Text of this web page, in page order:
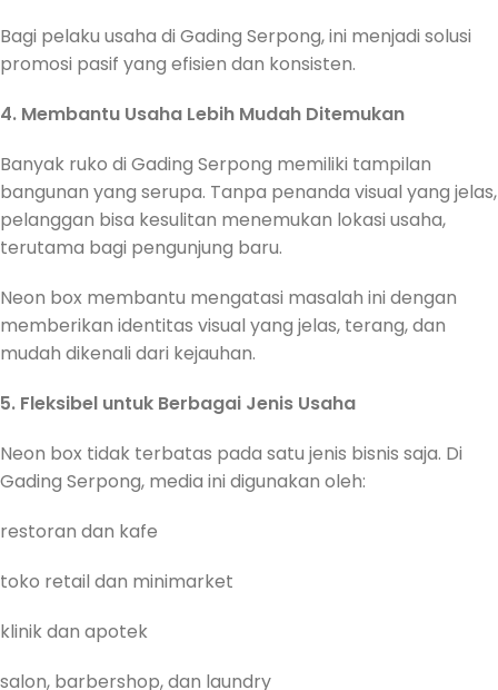
Bagi pelaku usaha di Gading Serpong, ini menjadi solusi
promosi pasif yang efisien dan konsisten.
4. Membantu Usaha Lebih Mudah Ditemukan
Banyak ruko di Gading Serpong memiliki tampilan
bangunan yang serupa. Tanpa penanda visual yang jelas,
pelanggan bisa kesulitan menemukan lokasi usaha,
terutama bagi pengunjung baru.
Neon box membantu mengatasi masalah ini dengan
memberikan identitas visual yang jelas, terang, dan
mudah dikenali dari kejauhan.
5. Fleksibel untuk Berbagai Jenis Usaha
Neon box tidak terbatas pada satu jenis bisnis saja. Di
Gading Serpong, media ini digunakan oleh:
restoran dan kafe
toko retail dan minimarket
klinik dan apotek
salon, barbershop, dan laundry